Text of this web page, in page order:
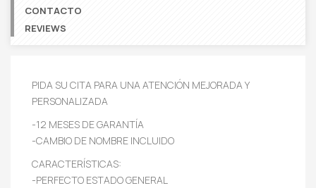
CONTACTO
REVIEWS
PIDA SU CITA PARA UNA ATENCIÓN MEJORADA Y
PERSONALIZADA
-12 MESES DE GARANTÍA
-CAMBIO DE NOMBRE INCLUIDO
CARACTERÍSTICAS:
-PERFECTO ESTADO GENERAL